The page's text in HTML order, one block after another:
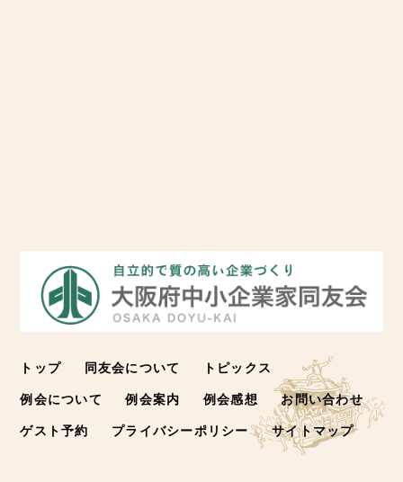
トップ 同友会について トピックス
例会について 例会案内 例会感想 お問い合わせ
ゲスト予約 プライバシーポリシー サイトマップ